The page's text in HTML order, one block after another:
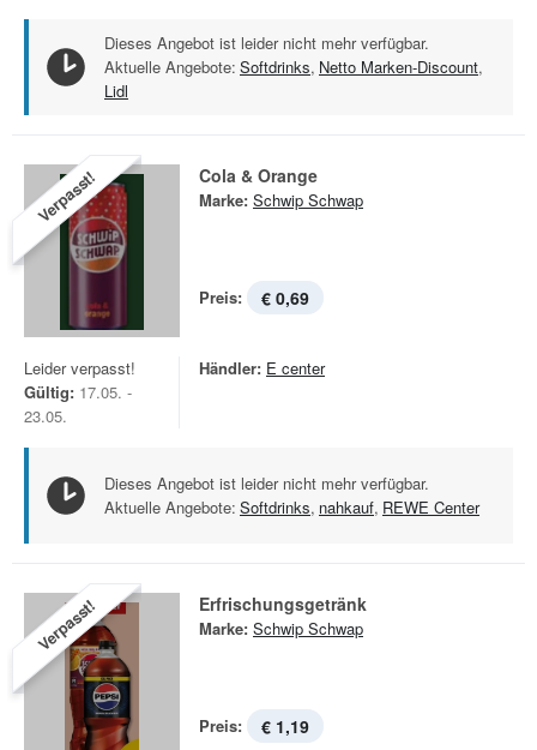
Dieses Angebot ist leider nicht mehr verfügbar.
Aktuelle Angebote: Softdrinks, Netto Marken-Discount,
Lidl
Verpasst! Cola & Orange
Marke: Schwip Schwap
Preis: € 0,69
Leider verpasst!
Gültig: 17.05. -
23.05.
Händler: E center
Dieses Angebot ist leider nicht mehr verfügbar.
Aktuelle Angebote: Softdrinks, nahkauf, REWE Center
Verpasst! Erfrischungsgetränk
Marke: Schwip Schwap
Preis: € 1,19